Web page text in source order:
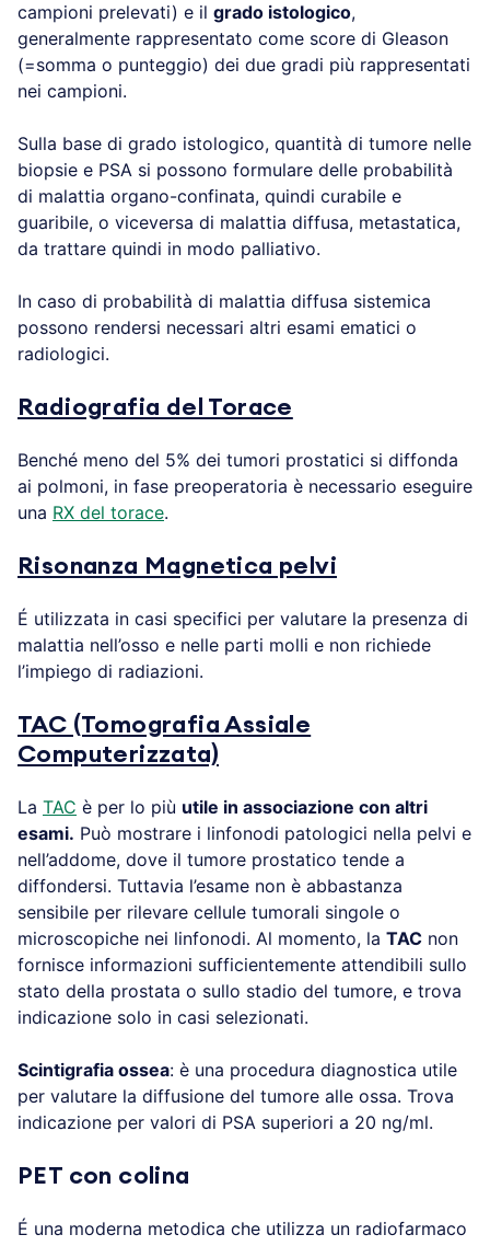
campioni prelevati) e il grado istologico,
generalmente rappresentato come score di Gleason
(=somma o punteggio) dei due gradi più rappresentati
nei campioni.
Sulla base di grado istologico, quantità di tumore nelle
biopsie e PSA si possono formulare delle probabilità
di malattia organo-confinata, quindi curabile e
guaribile, o viceversa di malattia diffusa, metastatica,
da trattare quindi in modo palliativo.
In caso di probabilità di malattia diffusa sistemica
possono rendersi necessari altri esami ematici o
radiologici.
Radiografia del Torace
Benché meno del 5% dei tumori prostatici si diffonda
ai polmoni, in fase preoperatoria è necessario eseguire
una RX del torace.
Risonanza Magnetica pelvi
É utilizzata in casi specifici per valutare la presenza di
malattia nell’osso e nelle parti molli e non richiede
l’impiego di radiazioni.
TAC (Tomografia Assiale
Computerizzata)
La TAC è per lo più utile in associazione con altri
esami. Può mostrare i linfonodi patologici nella pelvi e
nell’addome, dove il tumore prostatico tende a
diffondersi. Tuttavia l’esame non è abbastanza
sensibile per rilevare cellule tumorali singole o
microscopiche nei linfonodi. Al momento, la TAC non
fornisce informazioni sufficientemente attendibili sullo
stato della prostata o sullo stadio del tumore, e trova
indicazione solo in casi selezionati.
Scintigrafia ossea: è una procedura diagnostica utile
per valutare la diffusione del tumore alle ossa. Trova
indicazione per valori di PSA superiori a 20 ng/ml.
PET con colina
É una moderna metodica che utilizza un radiofarmaco